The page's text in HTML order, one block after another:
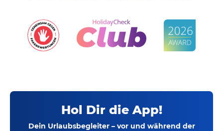
Hol Dir die App!
Dein Urlaubsbegleiter – vor und während der